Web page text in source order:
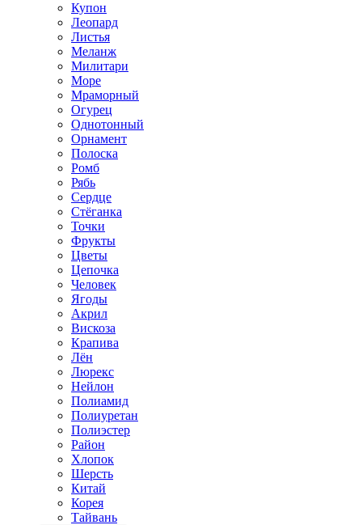
Купон
Леопард
Листья
Меланж
Милитари
Море
Мраморный
Огурец
Однотонный
Орнамент
Полоска
Ромб
Рябь
Сердце
Стёганка
Точки
Фрукты
Цветы
Цепочка
Человек
Ягоды
Акрил
Вискоза
Крапива
Лён
Люрекс
Нейлон
Полиамид
Полиуретан
Полиэстер
Район
Хлопок
Шерсть
Китай
Корея
Тайвань